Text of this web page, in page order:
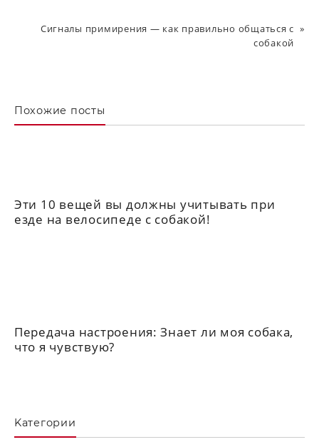
Сигналы примирения — как правильно общаться с
собакой
Похожие посты
Эти 10 вещей вы должны учитывать при
езде на велосипеде с собакой!
Передача настроения: Знает ли моя собака,
что я чувствую?
Kатегории